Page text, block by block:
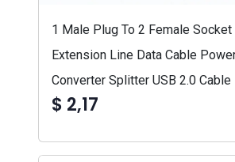
1 Male Plug To 2 Female Socket
Extension Line Data Cable
Converter Splitter USB 2.0
$ 2,17